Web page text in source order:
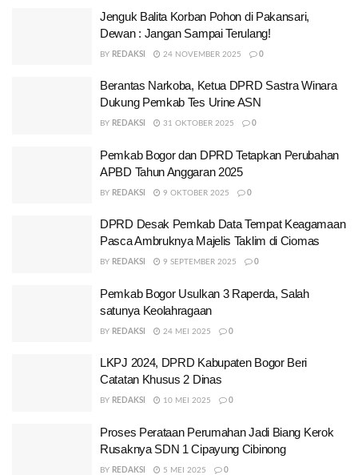
Jenguk Balita Korban Pohon di Pakansari,
Dewan : Jangan Sampai Terulang!
BY REDAKSI 24 NOVEMBER 2025 0
Berantas Narkoba, Ketua DPRD Sastra Winara
Dukung Pemkab Tes Urine ASN
BY REDAKSI 31 OKTOBER 2025 0
Pemkab Bogor dan DPRD Tetapkan Perubahan
APBD Tahun Anggaran 2025
BY REDAKSI 9 OKTOBER 2025 0
DPRD Desak Pemkab Data Tempat Keagamaan
Pasca Ambruknya Majelis Taklim di Ciomas
BY REDAKSI 9 SEPTEMBER 2025 0
Pemkab Bogor Usulkan 3 Raperda, Salah
satunya Keolahragaan
BY REDAKSI 24 MEI 2025 0
LKPJ 2024, DPRD Kabupaten Bogor Beri
Catatan Khusus 2 Dinas
BY REDAKSI 10 MEI 2025 0
Proses Perataan Perumahan Jadi Biang Kerok
Rusaknya SDN 1 Cipayung Cibinong
BY REDAKSI 5 MEI 2025 0